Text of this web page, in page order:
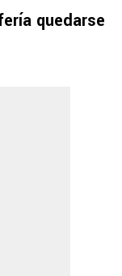
quedarse